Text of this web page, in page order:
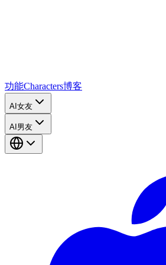
功能Characters博客
AI女友
AI男友